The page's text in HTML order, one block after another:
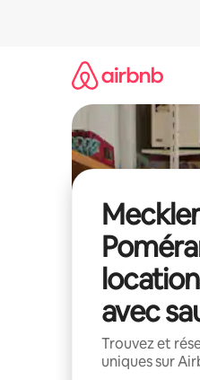
avec
Trouvez et
uniques sur